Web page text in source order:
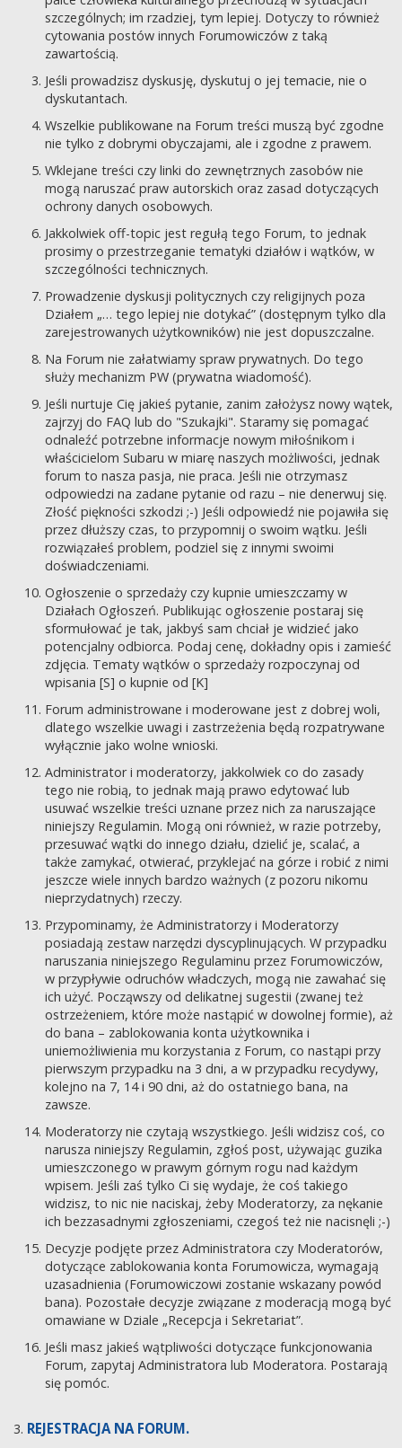
szczególnych; im rzadziej, tym lepiej. Dotyczy to również
cytowania postów innych Forumowiczów z taką
zawartością.
Jeśli prowadzisz dyskusję, dyskutuj o jej temacie, nie o
dyskutantach.
Wszelkie publikowane na Forum treści muszą być zgodne
nie tylko z dobrymi obyczajami, ale i zgodne z prawem.
Wklejane treści czy linki do zewnętrznych zasobów nie
mogą naruszać praw autorskich oraz zasad dotyczących
ochrony danych osobowych.
Jakkolwiek off-topic jest regułą tego Forum, to jednak
prosimy o przestrzeganie tematyki działów i wątków, w
szczególności technicznych.
Prowadzenie dyskusji politycznych czy religijnych poza
Działem „… tego lepiej nie dotykać” (dostępnym tylko dla
zarejestrowanych użytkowników) nie jest dopuszczalne.
Na Forum nie załatwiamy spraw prywatnych. Do tego
służy mechanizm PW (prywatna wiadomość).
Jeśli nurtuje Cię jakieś pytanie, zanim założysz nowy wątek,
zajrzyj do FAQ lub do "Szukajki". Staramy się pomagać
odnaleźć potrzebne informacje nowym miłośnikom i
właścicielom Subaru w miarę naszych możliwości, jednak
forum to nasza pasja, nie praca. Jeśli nie otrzymasz
odpowiedzi na zadane pytanie od razu – nie denerwuj się.
Złość piękności szkodzi ;-) Jeśli odpowiedź nie pojawiła się
przez dłuższy czas, to przypomnij o swoim wątku. Jeśli
rozwiązałeś problem, podziel się z innymi swoimi
doświadczeniami.
Ogłoszenie o sprzedaży czy kupnie umieszczamy w
Działach Ogłoszeń. Publikując ogłoszenie postaraj się
sformułować je tak, jakbyś sam chciał je widzieć jako
potencjalny odbiorca. Podaj cenę, dokładny opis i zamieść
zdjęcia. Tematy wątków o sprzedaży rozpoczynaj od
wpisania [S] o kupnie od [K]
Forum administrowane i moderowane jest z dobrej woli,
dlatego wszelkie uwagi i zastrzeżenia będą rozpatrywane
wyłącznie jako wolne wnioski.
Administrator i moderatorzy, jakkolwiek co do zasady
tego nie robią, to jednak mają prawo edytować lub
usuwać wszelkie treści uznane przez nich za naruszające
niniejszy Regulamin. Mogą oni również, w razie potrzeby,
przesuwać wątki do innego działu, dzielić je, scalać, a
także zamykać, otwierać, przyklejać na górze i robić z nimi
jeszcze wiele innych bardzo ważnych (z pozoru nikomu
nieprzydatnych) rzeczy.
Przypominamy, że Administratorzy i Moderatorzy
posiadają zestaw narzędzi dyscyplinujących. W przypadku
naruszania niniejszego Regulaminu przez Forumowiczów,
w przypływie odruchów władczych, mogą nie zawahać się
ich użyć. Począwszy od delikatnej sugestii (zwanej też
ostrzeżeniem, które może nastąpić w dowolnej formie), aż
do bana – zablokowania konta użytkownika i
uniemożliwienia mu korzystania z Forum, co nastąpi przy
pierwszym przypadku na 3 dni, a w przypadku recydywy,
kolejno na 7, 14 i 90 dni, aż do ostatniego bana, na
zawsze.
Moderatorzy nie czytają wszystkiego. Jeśli widzisz coś, co
narusza niniejszy Regulamin, zgłoś post, używając guzika
umieszczonego w prawym górnym rogu nad każdym
wpisem. Jeśli zaś tylko Ci się wydaje, że coś takiego
widzisz, to nic nie naciskaj, żeby Moderatorzy, za nękanie
ich bezzasadnymi zgłoszeniami, czegoś też nie nacisnęli ;-)
Decyzje podjęte przez Administratora czy Moderatorów,
dotyczące zablokowania konta Forumowicza, wymagają
uzasadnienia (Forumowiczowi zostanie wskazany powód
bana). Pozostałe decyzje związane z moderacją mogą być
omawiane w Dziale „Recepcja i Sekretariat”.
Jeśli masz jakieś wątpliwości dotyczące funkcjonowania
Forum, zapytaj Administratora lub Moderatora. Postarają
się pomóc.
REJESTRACJA NA FORUM.